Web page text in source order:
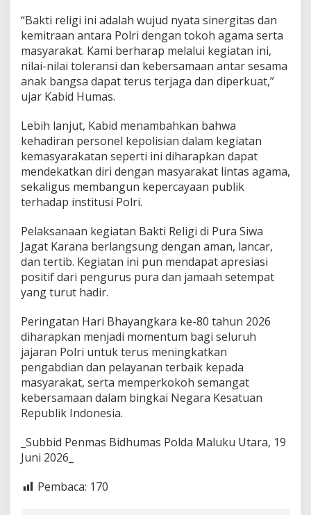
a
r
B
a
k
t
R
e
l
i
g
i
d
P
u
r
a
S
i
J
a
g
a
K
a
r
n
“Bakti religi ini adalah wujud nyata sinergitas dan
kemitraan antara Polri dengan tokoh agama serta
masyarakat. Kami berharap melalui kegiatan ini,
nilai-nilai toleransi dan kebersamaan antar sesama
anak bangsa dapat terus terjaga dan diperkuat,”
ujar Kabid Humas.
Lebih lanjut, Kabid menambahkan bahwa
kehadiran personel kepolisian dalam kegiatan
kemasyarakatan seperti ini diharapkan dapat
mendekatkan diri dengan masyarakat lintas agama,
sekaligus membangun kepercayaan publik
terhadap institusi Polri.
Pelaksanaan kegiatan Bakti Religi di Pura Siwa
Jagat Karana berlangsung dengan aman, lancar,
dan tertib. Kegiatan ini pun mendapat apresiasi
positif dari pengurus pura dan jamaah setempat
yang turut hadir.
Peringatan Hari Bhayangkara ke-80 tahun 2026
diharapkan menjadi momentum bagi seluruh
jajaran Polri untuk terus meningkatkan
pengabdian dan pelayanan terbaik kepada
masyarakat, serta memperkokoh semangat
kebersamaan dalam bingkai Negara Kesatuan
Republik Indonesia.
_Subbid Penmas Bidhumas Polda Maluku Utara, 19
Juni 2026_
Pembaca: 170